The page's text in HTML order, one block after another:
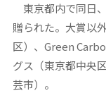
東京都内で同日
贈られた。大賞以
区）、Green
グス（東京都中央
芸市）。